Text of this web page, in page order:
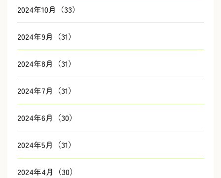
2024年10月（33）
2024年9月（31）
2024年8月（31）
2024年7月（31）
2024年6月（30）
2024年5月（31）
2024年4月（30）